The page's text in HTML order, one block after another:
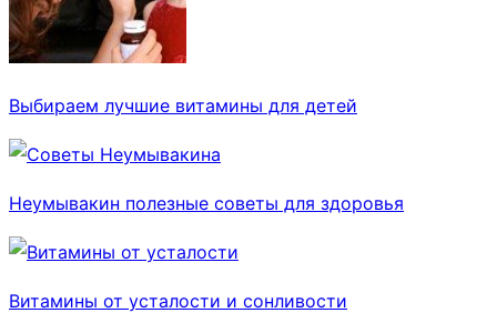
Выбираем лучшие витамины для детей
Неумывакин полезные советы для здоровья
Витамины от усталости и сонливости